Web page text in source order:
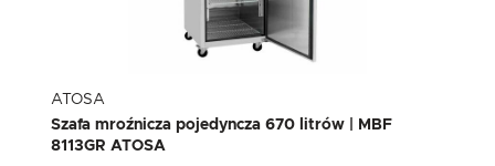
ATOSA
Szafa mroźnicza pojedyncza 670 litrów | MBF
8113GR ATOSA